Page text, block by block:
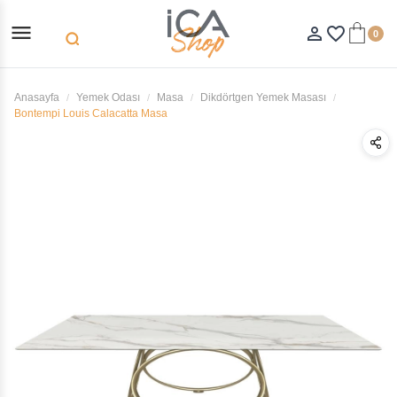
menu search person_outline favorite_border 0
Anasayfa Yemek Odası Masa
Dikdörtgen Yemek Masası
Bontempi Louis Calacatta Masa